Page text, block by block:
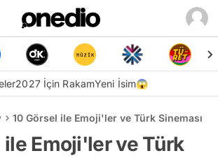
2027 İçin RakamYeni İsim😱
10 Görsel ile Emoji'ler ve Türk Sineması
ile Emoji'ler ve Türk